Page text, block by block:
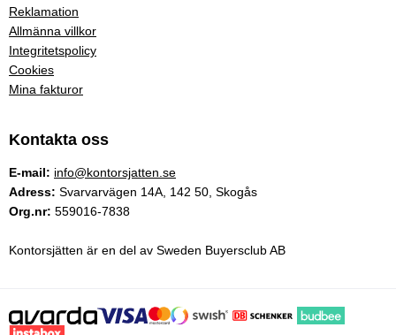
Reklamation
Allmänna villkor
Integritetspolicy
Cookies
Mina fakturor
Kontakta oss
E-mail: info@kontorsjatten.se
Adress: Svarvarvägen 14A, 142 50, Skogås
Org.nr: 559016-7838
Kontorsjätten är en del av Sweden Buyersclub AB